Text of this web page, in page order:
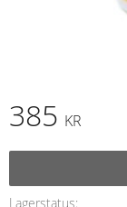
385 KR
Lagerstatus